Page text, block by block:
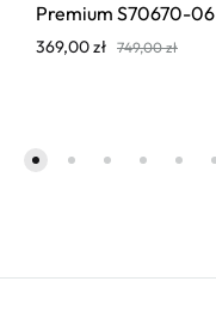
Premium S70670-06
369,00zł 749,00zł